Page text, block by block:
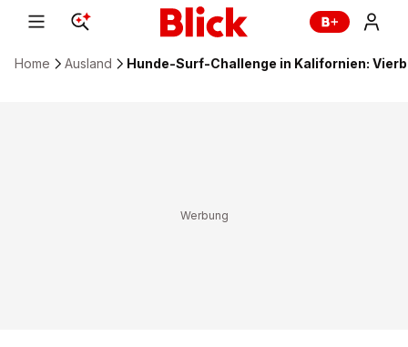
Home Ausland Hunde-Surf-Challenge in Kalifornien: